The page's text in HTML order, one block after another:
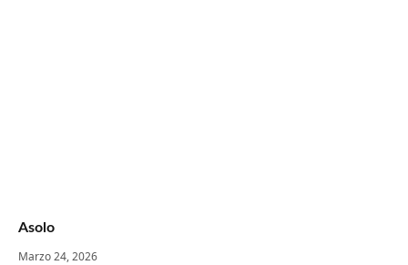
Asolo
Marzo 24, 2026